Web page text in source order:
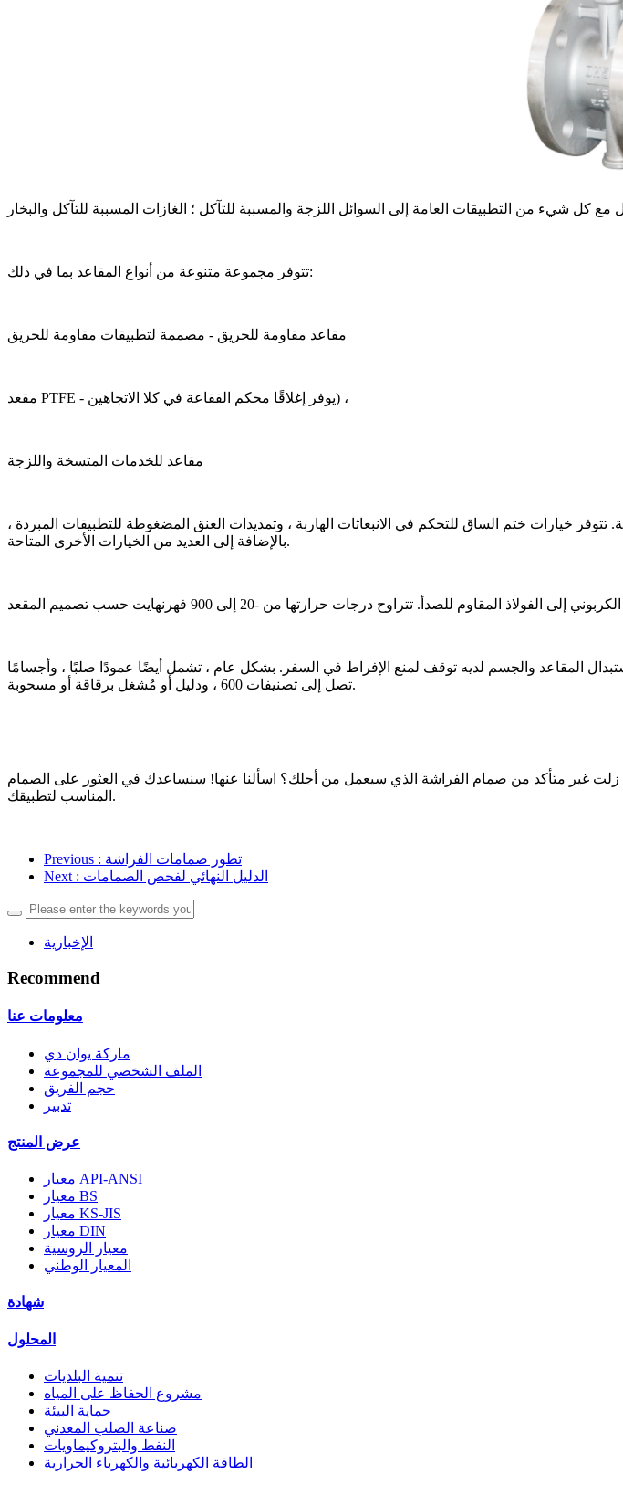
تتوفر مجموعة متنوعة من أنواع المقاعد بما في ذلك:
مقاعد مقاومة للحريق - مصممة لتطبيقات مقاومة للحريق
مقعد PTFE - يوفر إغلاقًا محكم الفقاعة في كلا الاتجاهين) ،
مقاعد للخدمات المتسخة واللزجة
خيارات ختم الساق للتحكم في الانبعاثات الهاربة ، وتمديدات العنق المضغوطة للتطبيقات المبردة ،
بالإضافة إلى العديد من الخيارات الأخرى المتاحة.
المقاعد والجسم لديه توقف لمنع الإفراط في السفر. بشكل عام ، تشمل أيضًا عمودًا صلبًا ، وأجسامًا
تصل إلى تصنيفات 600 ، ودليل أو مُشغل برقاقة أو مسحوبة.
زلت غير متأكد من صمام الفراشة الذي سيعمل من أجلك؟ اسألنا عنها! سنساعدك في العثور على الصمام
المناسب لتطبيقك.
Previous
: تطور صمامات الفراشة
Next
: الدليل النهائي لفحص الصمامات
الإخبارية
Recommend
معلومات عنا
ماركة يوان دي
الملف الشخصي للمجموعة
حجم الفريق
تدبير
عرض المنتج
معيار API-ANSI
معيار BS
معيار KS-JIS
معيار DIN
معيار الروسية
المعيار الوطني
شهادة
المحلول
تنمية البلديات
مشروع الحفاظ على المياه
حماية البيئة
صناعة الصلب المعدني
النفط والبتروكيماويات
الطاقة الكهربائية والكهرباء الحرارية